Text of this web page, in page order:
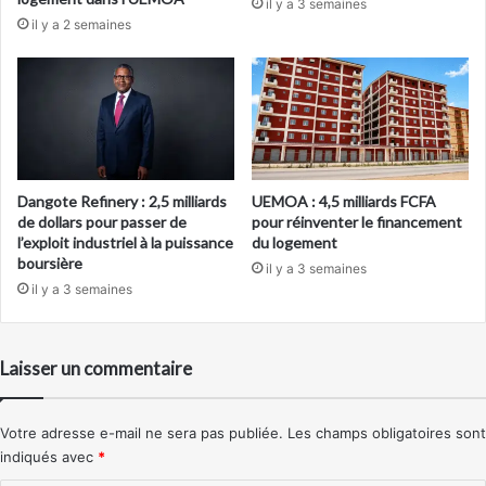
il y a 2 semaines
il y a 3 semaines
Dangote Refinery : 2,5 milliards
de dollars pour passer de
l’exploit industriel à la puissance
boursière
il y a 3 semaines
UEMOA : 4,5 milliards FCFA
pour réinventer le financement
du logement
il y a 3 semaines
Laisser un commentaire
Votre adresse e-mail ne sera pas publiée. Les champs obligatoires sont
indiqués avec *